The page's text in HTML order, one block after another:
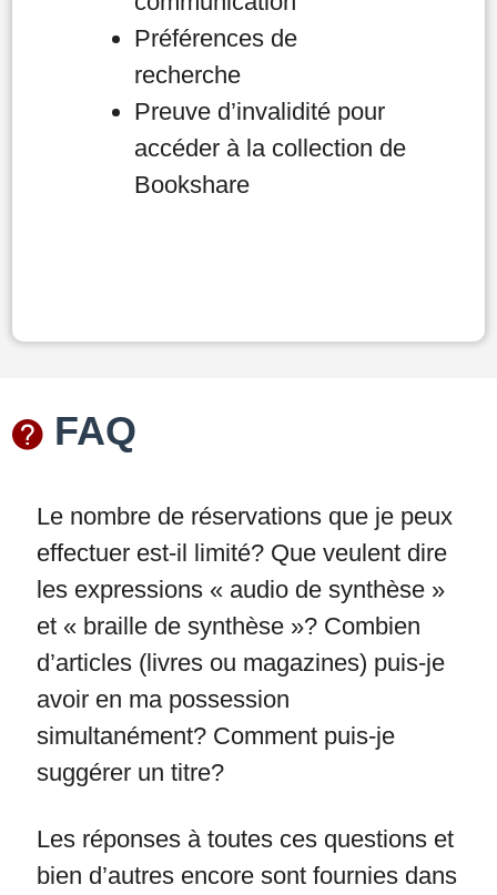
Préférences de
recherche
Preuve d’invalidité pour
accéder à la collection de
Bookshare
FAQ
Le nombre de réservations que je peux
effectuer est-il limité? Que veulent dire
les expressions « audio de synthèse »
et « braille de synthèse »? Combien
d’articles (livres ou magazines) puis-je
avoir en ma possession
simultanément? Comment puis-je
suggérer un titre?
Les réponses à toutes ces questions et
bien d’autres encore sont fournies dans